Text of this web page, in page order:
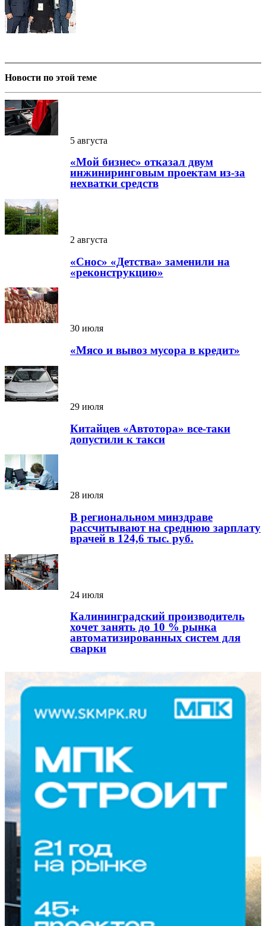
Новости по этой теме
5 августа
«Мой бизнес» отказал двум
инжиниринговым проектам из-за
нехватки средств
2 августа
«Снос» «Детства» заменили на
«реконструкцию»
30 июля
«Мясо и вывоз мусора в кредит»
29 июля
Китайцев «Автотора» все-таки
допустили к такси
28 июля
В региональном минздраве
рассчитывают на среднюю зарплату
врачей в 124,6 тыс. руб.
24 июля
Калининградский производитель
хочет занять до 10 % рынка
автоматизированных систем для
сварки